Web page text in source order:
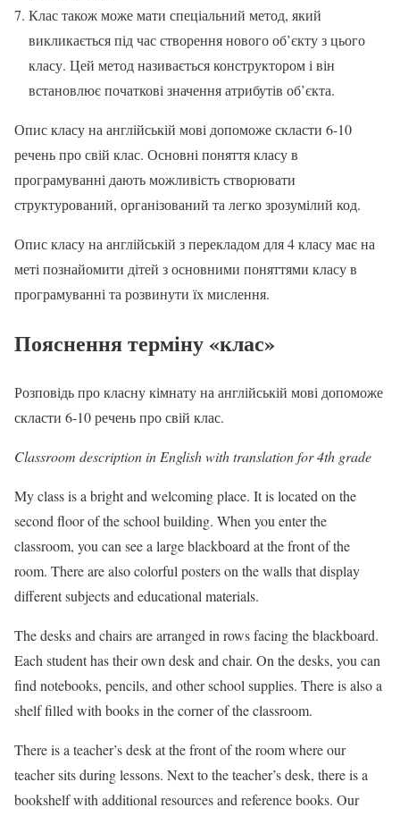
Клас також може мати спеціальний метод, який
викликається під час створення нового об’єкту з цього
класу. Цей метод називається конструктором і він
встановлює початкові значення атрибутів об’єкта.
Опис класу на англійській мові допоможе скласти 6-10
речень про свій клас. Основні поняття класу в
програмуванні дають можливість створювати
структурований, організований та легко зрозумілий код.
Опис класу на англійській з перекладом для 4 класу має на
меті познайомити дітей з основними поняттями класу в
програмуванні та розвинути їх мислення.
Пояснення терміну «клас»
Розповідь про класну кімнату на англійській мові допоможе
скласти 6-10 речень про свій клас.
Classroom description in English with translation for 4th grade
My class is a bright and welcoming place. It is located on the
second floor of the school building. When you enter the
classroom, you can see a large blackboard at the front of the
room. There are also colorful posters on the walls that display
different subjects and educational materials.
The desks and chairs are arranged in rows facing the blackboard.
Each student has their own desk and chair. On the desks, you can
find notebooks, pencils, and other school supplies. There is also a
shelf filled with books in the corner of the classroom.
There is a teacher’s desk at the front of the room where our
teacher sits during lessons. Next to the teacher’s desk, there is a
bookshelf with additional resources and reference books. Our